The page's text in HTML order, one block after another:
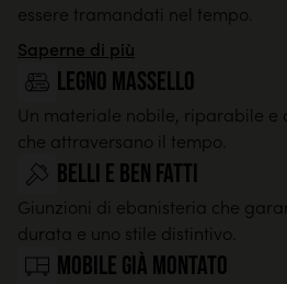
essere tramandati nel tempo.
Saperne di più
legno massello
Un materiale nobile, riparabile e
che attraversano il tempo.
Belli e ben fatti
Giunzioni di ebanisteria che
durata e uno stile distintivo.
Mobile già montato